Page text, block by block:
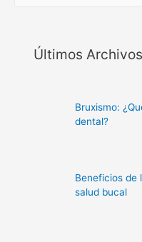
Últimos Archivos
Bruxismo:
dental?
Beneficios de
salud bucal